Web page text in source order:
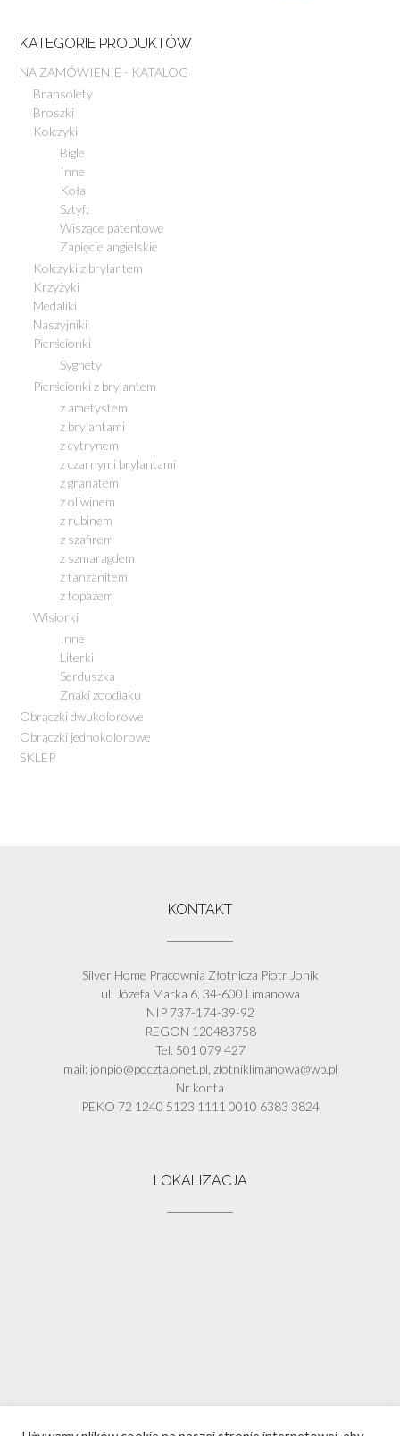
KATEGORIE PRODUKTÓW
NA ZAMÓWIENIE - KATALOG
Bransolety
Broszki
Kolczyki
Bigle
Inne
Koła
Sztyft
Wiszące patentowe
Zapięcie angielskie
Kolczyki z brylantem
Krzyżyki
Medaliki
Naszyjniki
Pierścionki
Sygnety
Pierścionki z brylantem
z ametystem
z brylantami
z cytrynem
z czarnymi brylantami
z granatem
z oliwinem
z rubinem
z szafirem
z szmaragdem
z tanzanitem
z topazem
Wisiorki
Inne
Literki
Serduszka
Znaki zoodiaku
Obrączki dwukolorowe
Obrączki jednokolorowe
SKLEP
KONTAKT
Silver Home Pracownia Złotnicza Piotr Jonik
ul. Józefa Marka 6, 34-600 Limanowa
NIP 737-174-39-92
REGON 120483758
Tel. 501 079 427
mail: jonpio@poczta.onet.pl, zlotniklimanowa@wp.pl
Nr konta
PEKO 72 1240 5123 1111 0010 6383 3824
LOKALIZACJA